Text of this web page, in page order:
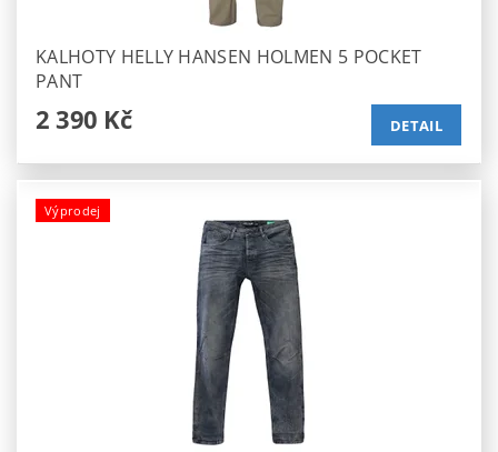
KALHOTY HELLY HANSEN HOLMEN 5 POCKET
PANT
2 390 Kč DETAIL
Výprodej